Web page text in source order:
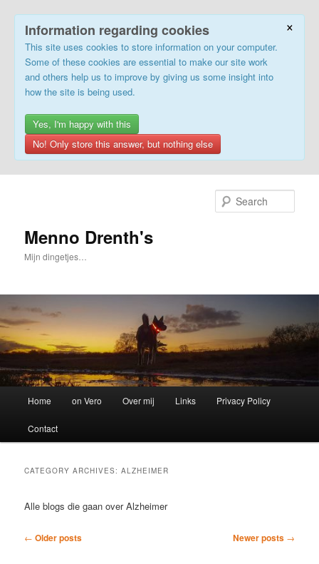
×
Information regarding cookies
This site uses cookies to store information on your computer.
Some of these cookies are essential to make our site work
and others help us to improve by giving us some insight into
how the site is being used.
Yes, I'm happy with this
No! Only store this answer, but nothing else
Menno Drenth's
Mijn dingetjes…
Home on Vero Over mij Links Privacy Policy
Contact
CATEGORY ARCHIVES:ALZHEIMER
Alle blogs die gaan over Alzheimer
Post
← Older posts Newer posts →